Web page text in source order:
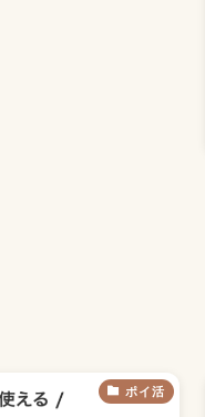
ポイ活